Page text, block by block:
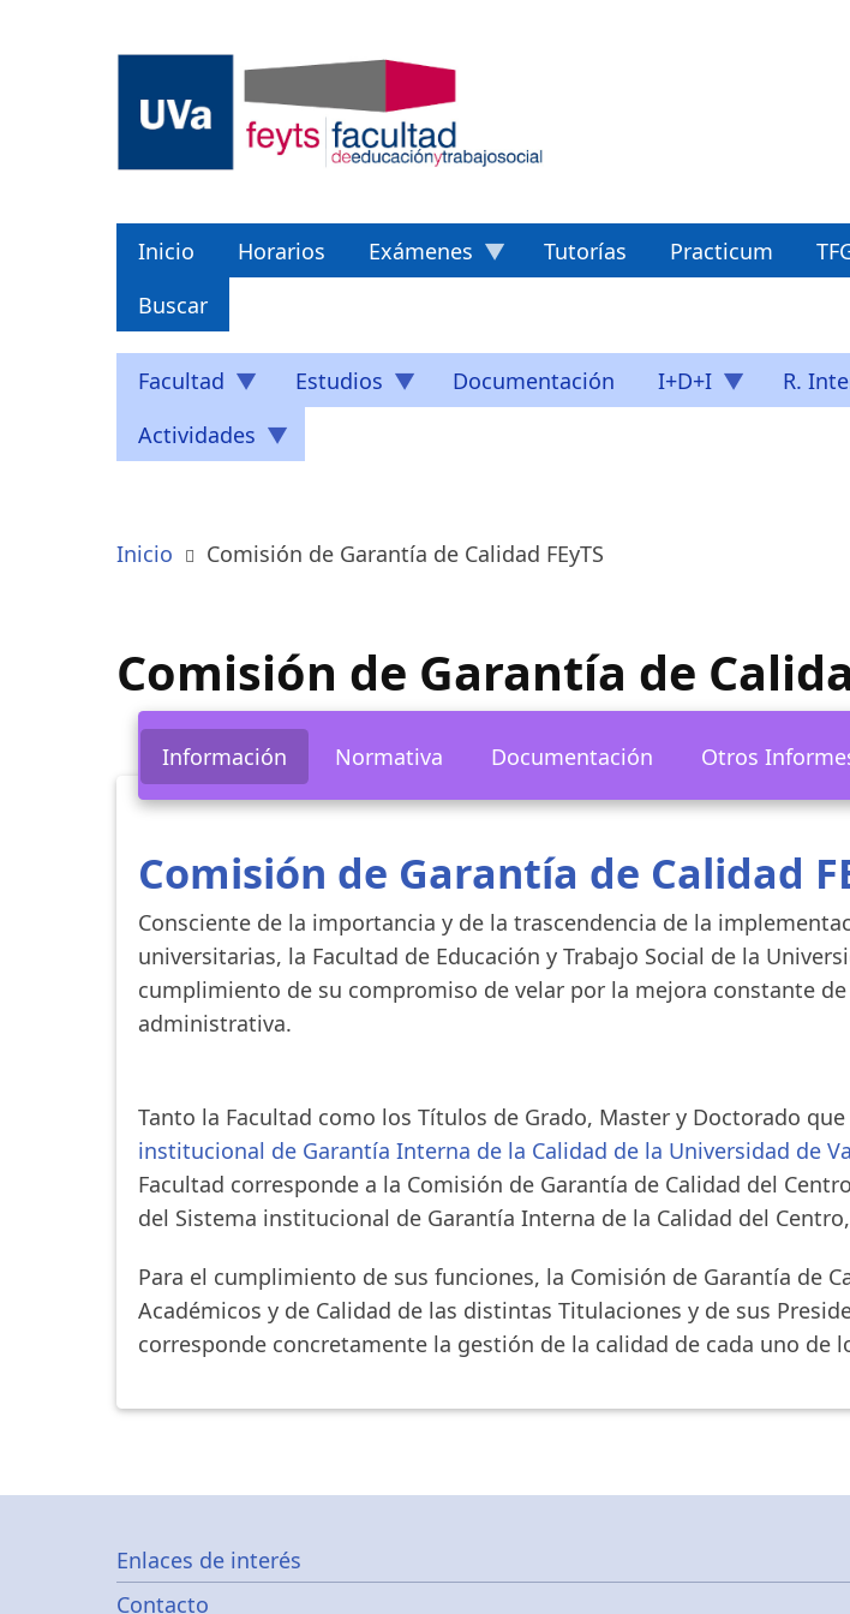
Inicio Horarios Exámenes Tutorías Practicum
Buscar
Facultad Estudios Documentación I+D+I R.
Actividades
Inicio Comisión de Garantía de Calidad FEyTS
Comisión de Garantía de
Información Normativa Documentación Otros
Comisión de Garantía de Calidad
​Consciente de la importancia y de la trascendencia de la
universitarias, la Facultad de Educación y Trabajo Social de la
cumplimiento de su compromiso de velar por la mejora constante
administrativa.
Tanto la Facultad como los Títulos de Grado, Master y Doctorado
institucional de Garantía Interna de la Calidad de la Universidad de
Facultad corresponde a la Comisión de Garantía de Calidad del
del Sistema institucional de Garantía Interna de la Calidad del
Para el cumplimiento de sus funciones, la Comisión de Garantía de
Académicos y de Calidad de las distintas Titulaciones y de sus
corresponde concretamente la gestión de la calidad de cada uno de
Footer
Enlaces de interés
Contacto